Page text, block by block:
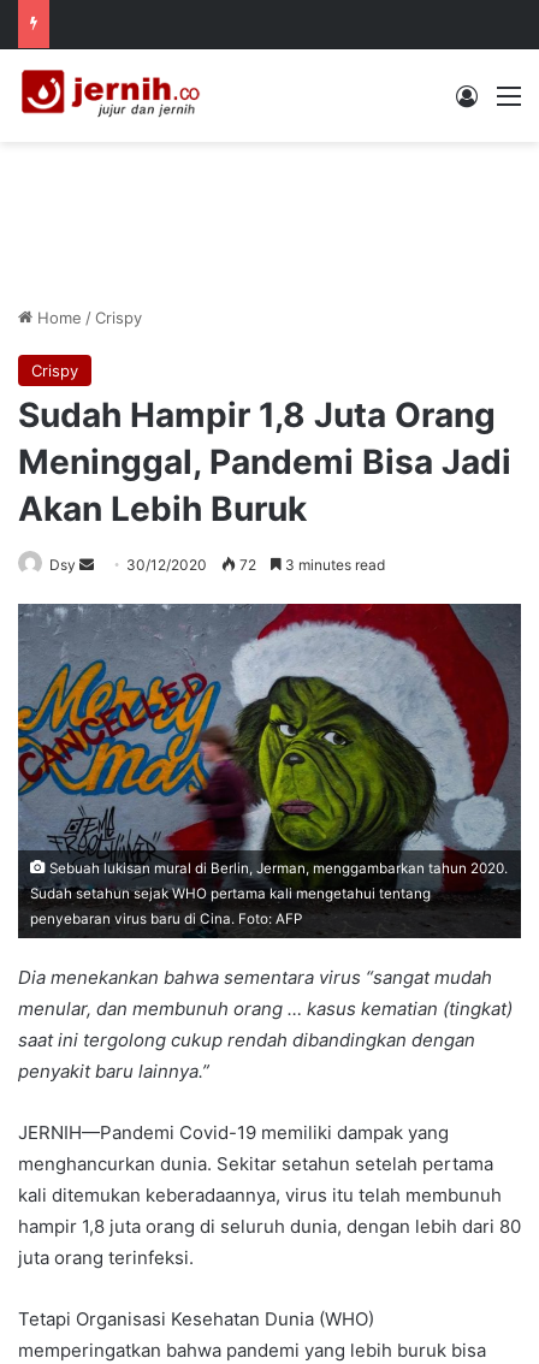
Log In
Home /Crispy
Crispy
Sudah Hampir 1,8 Juta Orang
Meninggal, Pandemi Bisa Jadi
Akan Lebih Buruk
Dsy
Send 30/12/2020 72 3 minutes read
Sebuah lukisan mural di Berlin, Jerman, menggambarkan tahun 2020.
Sudah setahun sejak WHO pertama kali mengetahui tentang
penyebaran virus baru di Cina. Foto: AFP
Dia menekankan bahwa sementara virus “sangat mudah
menular, dan membunuh orang … kasus kematian (tingkat)
saat ini tergolong cukup rendah dibandingkan dengan
penyakit baru lainnya.”
JERNIH—Pandemi Covid-19 memiliki dampak yang
menghancurkan dunia. Sekitar setahun setelah pertama
kali ditemukan keberadaannya, virus itu telah membunuh
hampir 1,8 juta orang di seluruh dunia, dengan lebih dari 80
juta orang terinfeksi.
Tetapi Organisasi Kesehatan Dunia (WHO)
memperingatkan bahwa pandemi yang lebih buruk bisa